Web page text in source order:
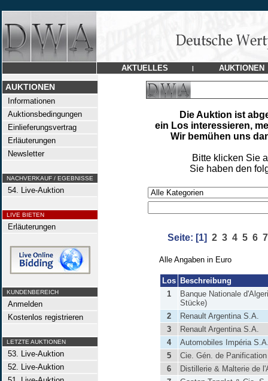
AKTUELLES | AUKTIONEN
AUKTIONEN
Informationen
Auktionsbedingungen
Einlieferungsvertrag
Erläuterungen
Newsletter
NACHVERKAUF / EGEBNISSE
54. Live-Auktion
LIVE BIETEN
Erläuterungen
KUNDENBEREICH
Anmelden
Kostenlos registrieren
LETZTE AUKTIONEN
53. Live-Auktion
52. Live-Auktion
Die Auktion ist
ein Los interessieren,
Wir bemühen uns
Bitte klicken Sie
Sie haben den
Seite: [1] 2 3 4 5 6 7
Alle Angaben in Euro
Los Beschreibung
1
Banque Nationale
Stücke)
2
Renault Argentina S.A.
3
Renault Argentina S.A.
4
Automobiles Impéria
5
Cie. Gén. de
6
Distillerie & Malterie de